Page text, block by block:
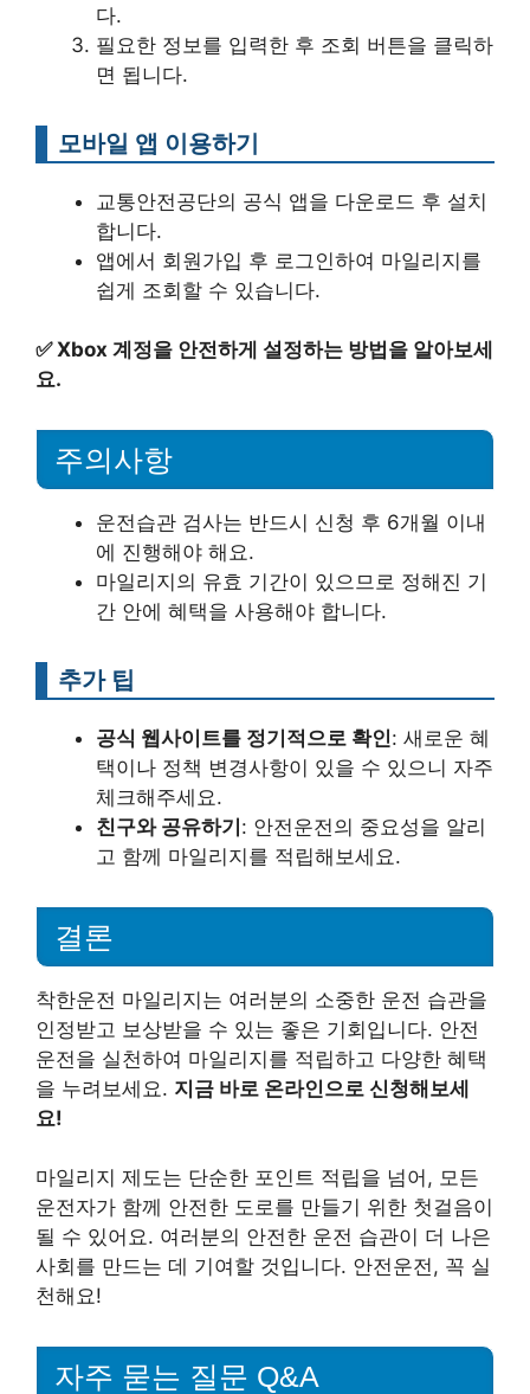
다.
필요한 정보를 입력한 후 조회 버튼을 클릭하
면 됩니다.
모바일 앱 이용하기
교통안전공단의 공식 앱을 다운로드 후 설치
합니다.
앱에서 회원가입 후 로그인하여 마일리지를
쉽게 조회할 수 있습니다.
✅Xbox 계정을 안전하게 설정하는 방법을 알아보세
요.
주의사항
운전습관 검사는 반드시 신청 후 6개월 이내
에 진행해야 해요.
마일리지의 유효 기간이 있으므로 정해진 기
간 안에 혜택을 사용해야 합니다.
추가 팁
공식 웹사이트를 정기적으로 확인: 새로운 혜
택이나 정책 변경사항이 있을 수 있으니 자주
체크해주세요.
친구와 공유하기 : 안전운전의 중요성을 알리
고 함께 마일리지를 적립해보세요.
결론
착한운전 마일리지는 여러분의 소중한 운전 습관을
인정받고 보상받을 수 있는 좋은 기회입니다. 안전
운전을 실천하여 마일리지를 적립하고 다양한 혜택
을 누려보세요. 지금 바로 온라인으로 신청해보세
요!
마일리지 제도는 단순한 포인트 적립을 넘어, 모든
운전자가 함께 안전한 도로를 만들기 위한 첫걸음이
될 수 있어요. 여러분의 안전한 운전 습관이 더 나은
사회를 만드는 데 기여할 것입니다. 안전운전, 꼭 실
천해요!
자주 묻는 질문 Q&A